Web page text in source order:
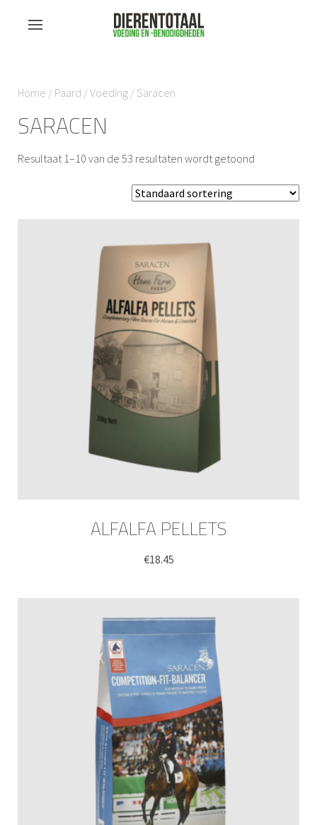
Home / Paard /Voeding / Saracen
SARACEN
Resultaat 1–10 van de 53 resultaten wordt getoond
ALFALFA PELLETS
€18.45